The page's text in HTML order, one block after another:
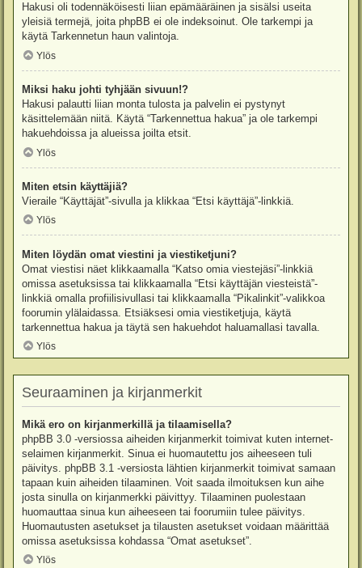
Hakusi oli todennäköisesti liian epämääräinen ja sisälsi useita
yleisiä termejä, joita phpBB ei ole indeksoinut. Ole tarkempi ja
käytä Tarkennetun haun valintoja.
Ylös
Miksi haku johti tyhjään sivuun!?
Hakusi palautti liian monta tulosta ja palvelin ei pystynyt
käsittelemään niitä. Käytä “Tarkennettua hakua” ja ole tarkempi
hakuehdoissa ja alueissa joilta etsit.
Ylös
Miten etsin käyttäjiä?
Vieraile “Käyttäjät”-sivulla ja klikkaa “Etsi käyttäjä”-linkkiä.
Ylös
Miten löydän omat viestini ja viestiketjuni?
Omat viestisi näet klikkaamalla “Katso omia viestejäsi”-linkkiä
omissa asetuksissa tai klikkaamalla “Etsi käyttäjän viesteistä”-
linkkiä omalla profiilisivullasi tai klikkaamalla “Pikalinkit”-valikkoa
foorumin ylälaidassa. Etsiäksesi omia viestiketjuja, käytä
tarkennettua hakua ja täytä sen hakuehdot haluamallasi tavalla.
Ylös
Seuraaminen ja kirjanmerkit
Mikä ero on kirjanmerkillä ja tilaamisella?
phpBB 3.0 -versiossa aiheiden kirjanmerkit toimivat kuten internet-
selaimen kirjanmerkit. Sinua ei huomautettu jos aiheeseen tuli
päivitys. phpBB 3.1 -versiosta lähtien kirjanmerkit toimivat samaan
tapaan kuin aiheiden tilaaminen. Voit saada ilmoituksen kun aihe
josta sinulla on kirjanmerkki päivittyy. Tilaaminen puolestaan
huomauttaa sinua kun aiheeseen tai foorumiin tulee päivitys.
Huomautusten asetukset ja tilausten asetukset voidaan määrittää
omissa asetuksissa kohdassa “Omat asetukset”.
Ylös